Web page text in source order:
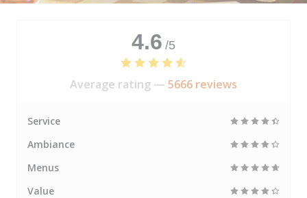
4.6 /5
Average rating — 5666 reviews
Service
Ambiance
Menus
Value